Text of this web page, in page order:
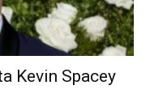
Kevin Spacey